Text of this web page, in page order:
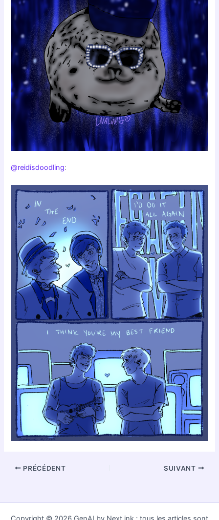
@reidisdoodling:
PRÉCÉDENT SUIVANT